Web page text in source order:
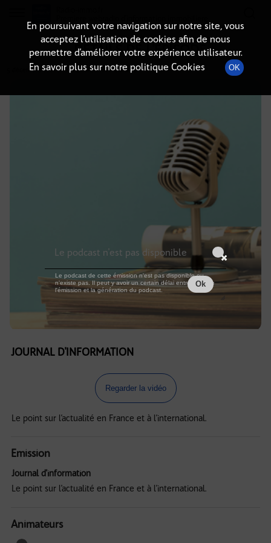
DÉTAILS DE L'ÉPISODE
5 décembre 2021à 11h00, durée : Invalid date
JOURNAL D'INFORMATION
Regarder la vidéo
Le point sur l’actualité en France et à l’international.
Emission
Journal d'information
Le point sur l’actualité en France et à l’international.
Animateurs
En poursuivant votre navigation sur notre site, vous
acceptez l’utilisation de cookies afin de nous
permettre d’améliorer votre expérience utilisateur.
En savoir plus sur notre politique Cookies
OK
Le podcast n'est pas disponible
Le podcast de cette émission n'est pas disponible ou
n'existe pas. Il peut y avoir un certain délai entre la fin de
l'émission et la génération du podcast.
Ok